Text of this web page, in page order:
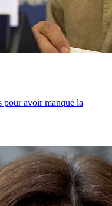
pour avoir manqué la